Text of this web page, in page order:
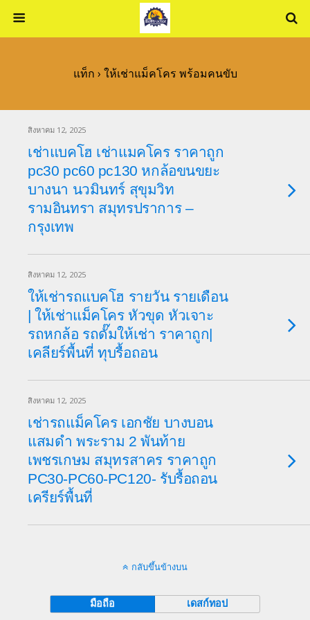
แท็ก › ให้เช่าแม็คโคร พร้อมคนขับ
สิงหาคม 12, 2025
เช่าแบคโฮ เช่าแมคโคร ราคาถูก
pc30 pc60 pc130 หกล้อขนขยะ
บางนา นวมินทร์ สุขุมวิท
รามอินทรา สมุทรปราการ –
กรุงเทพ
สิงหาคม 12, 2025
ให้เช่ารถแบคโฮ รายวัน รายเดือน
| ให้เช่าแม็คโคร หัวขุด หัวเจาะ‎
รถหกล้อ รถดั๊มให้เช่า ราคาถูก‎|
เคลียร์พื้นที่ ทุบรื้อถอน‎
สิงหาคม 12, 2025
เช่ารถแม็คโคร เอกชัย บางบอน
แสมดำ พระราม 2 พันท้าย
เพชรเกษม สมุทรสาคร ราคาถูก
PC30-PC60-PC120- รับรื้อถอน
เครียร์พื้นที่
กลับขึ้นข้างบน
มือถือ เดสก์ทอป